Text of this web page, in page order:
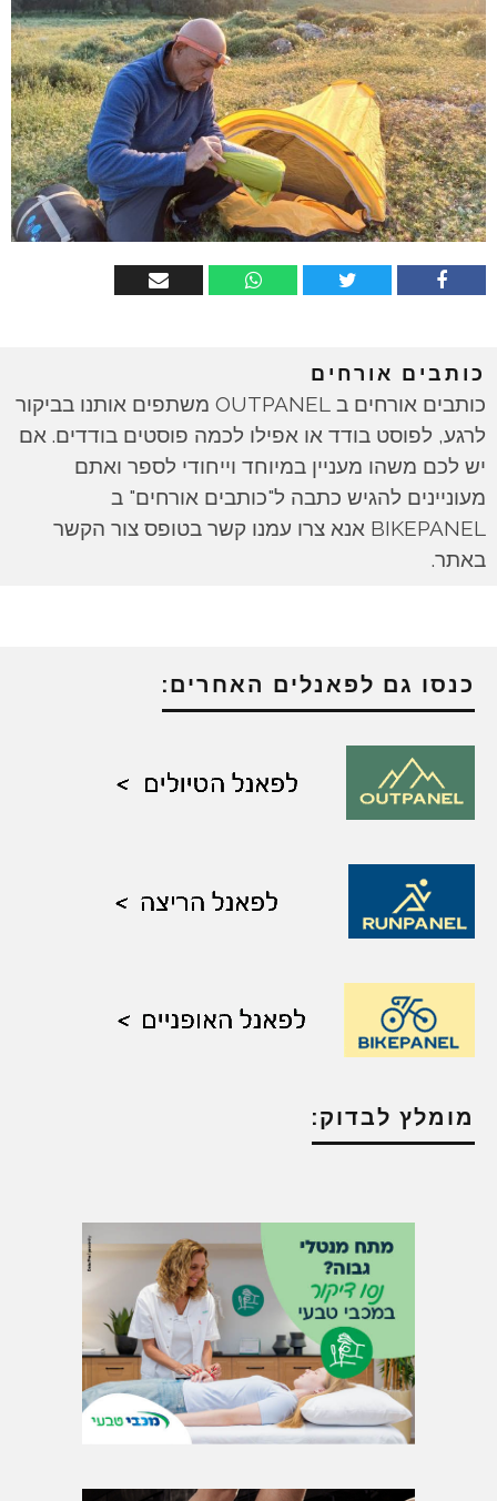
כותבים אורחים
כותבים אורחים ב OUTPANEL משתפים אותנו בביקור
לרגע, לפוסט בודד או אפילו לכמה פוסטים בודדים. אם
יש לכם משהו מעניין במיוחד וייחודי לספר ואתם
מעוניינים להגיש כתבה ל"כותבים אורחים" ב
BIKEPANEL אנא צרו עמנו קשר בטופס צור הקשר
באתר.
כנסו גם לפאנלים האחרים:
מומלץ לבדוק: